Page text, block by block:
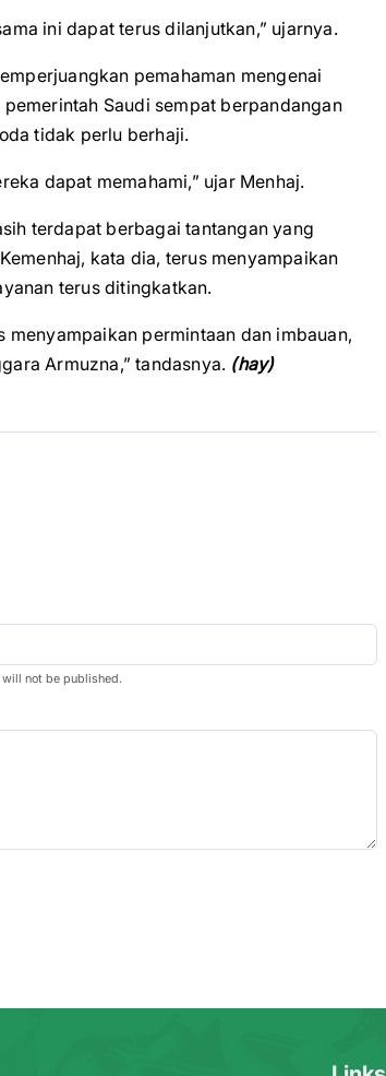
ini dapat terus dilanjutkan,” ujarnya.
pemahaman mengenai
Saudi sempat berpandangan
tidak perlu berhaji.
dapat memahami,” ujar Menhaj.
terdapat berbagai tantangan yang
kata dia, terus menyampaikan
terus ditingkatkan.
menyampaikan permintaan dan imbauan,
Armuzna,” tandasnya. (hay)
will not be published.